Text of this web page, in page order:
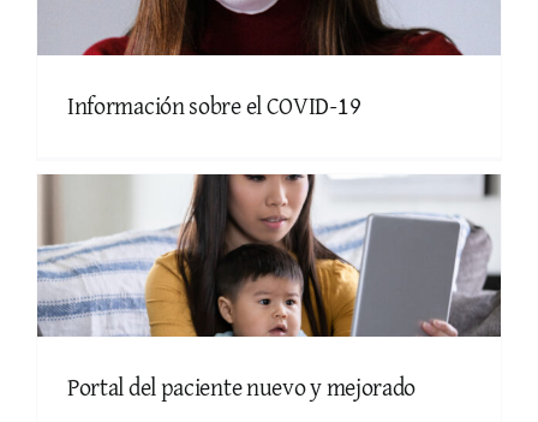
Información sobre el COVID-19
Portal del paciente nuevo y mejorado